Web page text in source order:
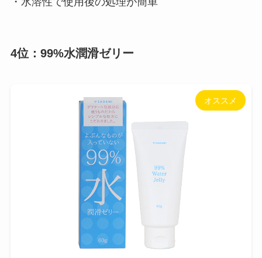
4位：99%水潤滑ゼリー
オススメ